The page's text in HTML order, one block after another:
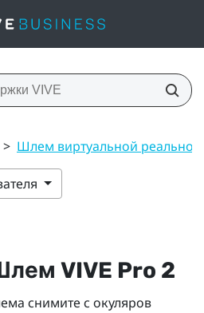
> Шлем виртуальной
VIVE Pro 2
снимите с окуляров